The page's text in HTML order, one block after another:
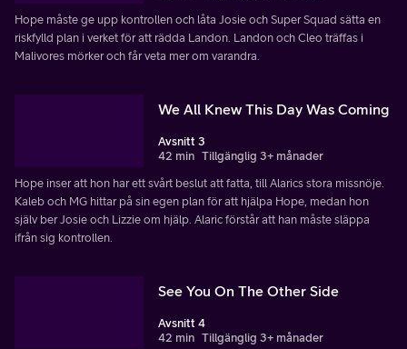
Hope måste ge upp kontrollen och låta Josie och Super Squad sätta en
riskfylld plan i verket för att rädda Landon. Landon och Cleo träffas i
Malivores mörker och får veta mer om varandra.
We All Knew This Day Was Coming
Avsnitt 3
42 min Tillgänglig 3+ månader
Hope inser att hon har ett svårt beslut att fatta, till Alarics stora missnöje.
Kaleb och MG hittar på sin egen plan för att hjälpa Hope, medan hon
själv ber Josie och Lizzie om hjälp. Alaric förstår att han måste släppa
ifrån sig kontrollen.
See You On The Other Side
Avsnitt 4
42 min Tillgänglig 3+ månader